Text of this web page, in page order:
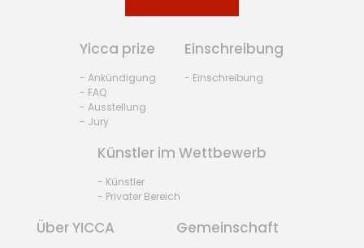
Yicca prize
- Ankündigung
- FAQ
- Ausstellung
- Jury
Einschreibung
- Einschreibung
Künstler im Wettbewerb
- Künstler
- Privater Bereich
Über YICCA Gemeinschaft